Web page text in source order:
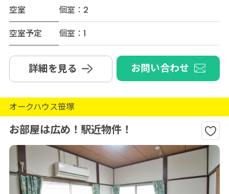
空室
個室：2
空室予定
個室：1
詳細を見る お問い合わせ
オークハウス笹塚
お部屋は広め！駅近物件！